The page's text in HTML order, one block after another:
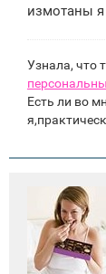
измотаны
Узнала, что
Есть ли во